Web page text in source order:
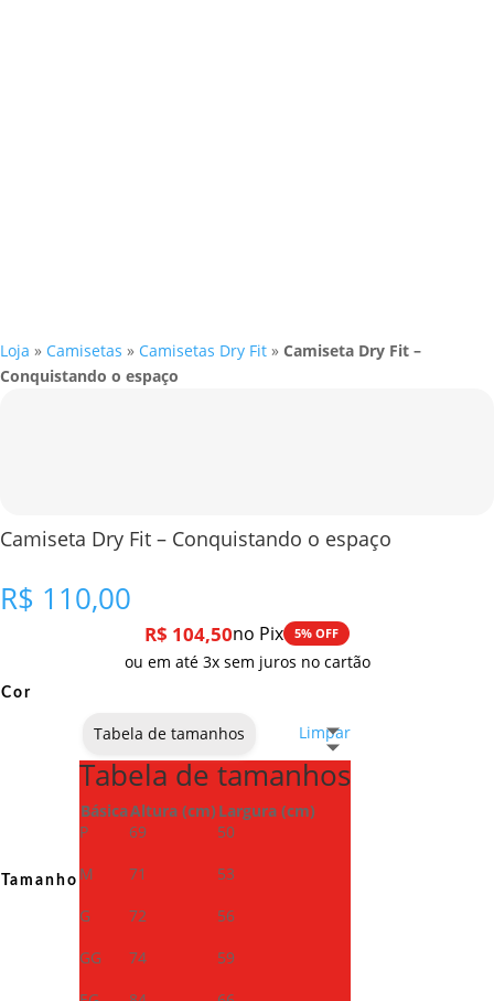
Loja » Camisetas » Camisetas Dry Fit » Camiseta Dry Fit –
Conquistando o espaço
Camiseta Dry Fit – Conquistando o espaço
R$ 110,00
R$ 104,50no Pix 5% OFF
ou em até 3x sem juros no cartão
Cor
Tamanho
Limpar
Tabela de tamanhos
Tabela de tamanhos
BásicaAltura (cm) Largura (cm)
P
69
50
M
71
53
G
72
56
GG
74
59